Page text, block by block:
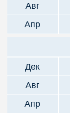
Авг
Апр
Дек
Авг
Апр